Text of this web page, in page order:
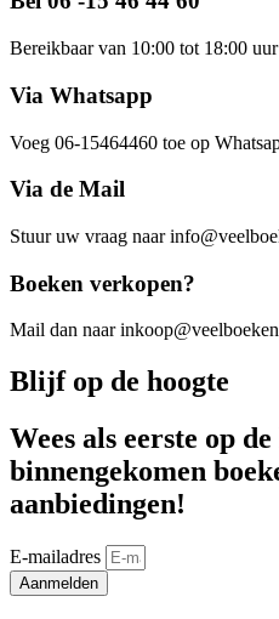
Bereikbaar van 10:00 tot 18:00 uur
Via Whatsapp
Voeg 06-15464460 toe op
Via de Mail
Stuur uw vraag naar
Boeken verkopen?
Mail dan naar
Blijf op de hoogte
Wees als eerste op
binnengekomen
aanbiedingen!
E-mailadres
Aanmelden